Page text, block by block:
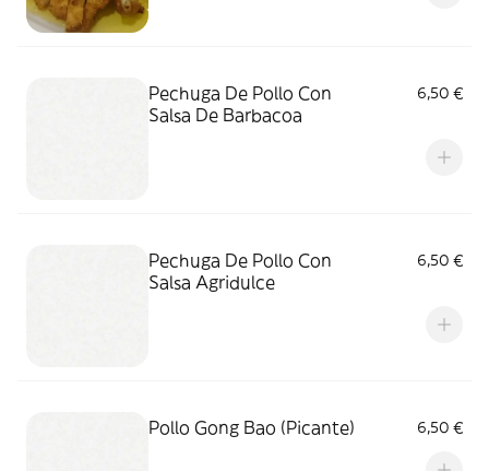
Pechuga De Pollo Con
Salsa De Barbacoa
6,50 €
Pechuga De Pollo Con
Salsa Agridulce
6,50 €
Pollo Gong Bao (Picante) 6,50 €